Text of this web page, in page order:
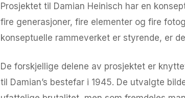
Prosjektet til Damian Heinisch har en
fire generasjoner, fire elementer og fire
konseptuelle rammeverket er styrende, er
De forskjellige delene av prosjektet er
til Damian’s bestefar i 1945. De utvalgte